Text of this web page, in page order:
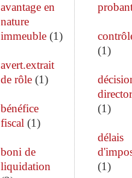
avantage en
nature
immeuble(1)
avert.extrait
de rôle(1)
bénéfice
fiscal (1)
boni de
liquidation
(1)
(1)
délais
(1)